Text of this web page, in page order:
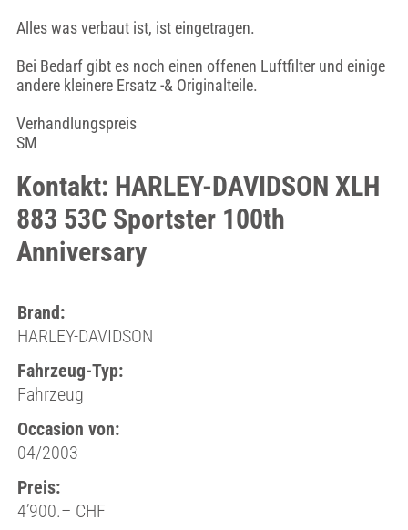
Alles was verbaut ist, ist eingetragen.
Bei Bedarf gibt es noch einen offenen Luftfilter und einige
andere kleinere Ersatz -& Originalteile.
Verhandlungspreis
SM
Kontakt: HARLEY-DAVIDSON XLH
883 53C Sportster 100th
Anniversary
Brand:
HARLEY-DAVIDSON
Fahrzeug-Typ:
Fahrzeug
Occasion von:
04/2003
Preis:
4’900.– CHF